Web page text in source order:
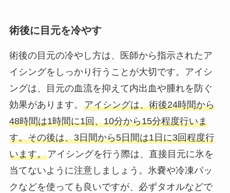
術後に目元を冷やす
術後の目元の冷やし方は、医師から指示されたア
イシングをしっかり行うことが大切です。アイシ
ングは、目元の血流を抑えて内出血や腫れを防ぐ
効果があります。 アイシングは、術後24時間から
48時間は1時間に1回、10分から15分程度行いま
す。その後は、3日間から5日間は1日に3回程度行
います。アイシングを行う際は、直接目元に氷を
当てないように注意しましょう。氷嚢や冷凍パッ
クなどを使っても良いですが、必ずタオルなどで